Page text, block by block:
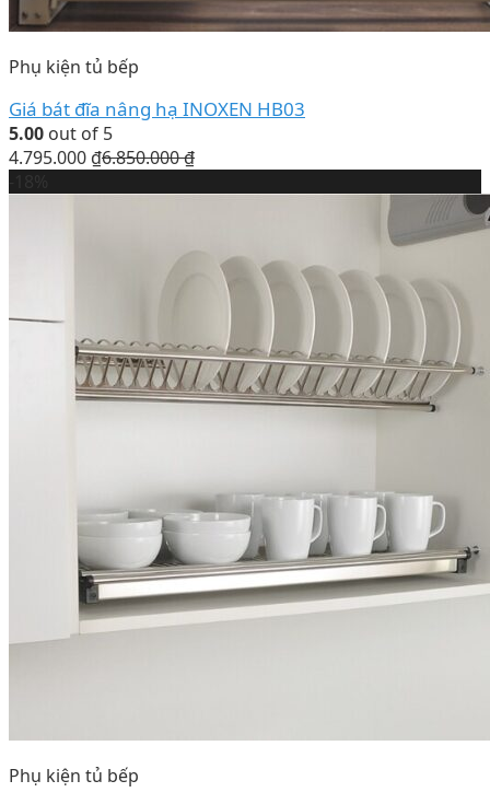
Phụ kiện tủ bếp
Giá bát đĩa nâng hạ INOXEN HB03
5.00 out of 5
4.795.000 ₫6.850.000₫
Phụ kiện tủ bếp